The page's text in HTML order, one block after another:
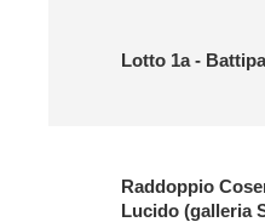
Lotto 1a -
Raddoppio
Lucido (galleria